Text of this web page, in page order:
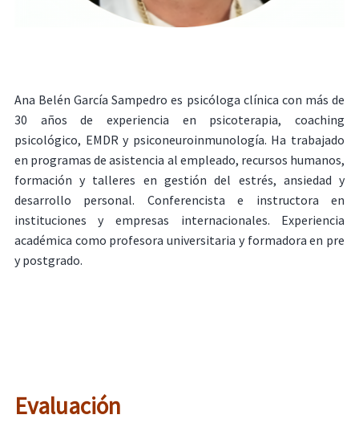
Ana Belén García Sampedro es psicóloga clínica con más de
30 años de experiencia en psicoterapia, coaching
psicológico, EMDR y psiconeuroinmunología. Ha trabajado
en programas de asistencia al empleado, recursos humanos,
formación y talleres en gestión del estrés, ansiedad y
desarrollo personal. Conferencista e instructora en
instituciones y empresas internacionales. Experiencia
académica como profesora universitaria y formadora en pre
y postgrado.
Evaluación